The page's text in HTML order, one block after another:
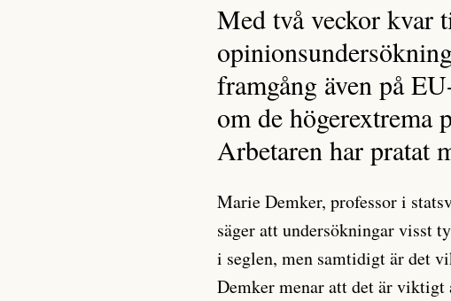
Med två veckor kvar
framgång även på
om de högerextrema
Arbetaren har pratat
Marie Demker, professor i
säger att undersökningar visst
i seglen, men samtidigt är det
Demker menar att det är